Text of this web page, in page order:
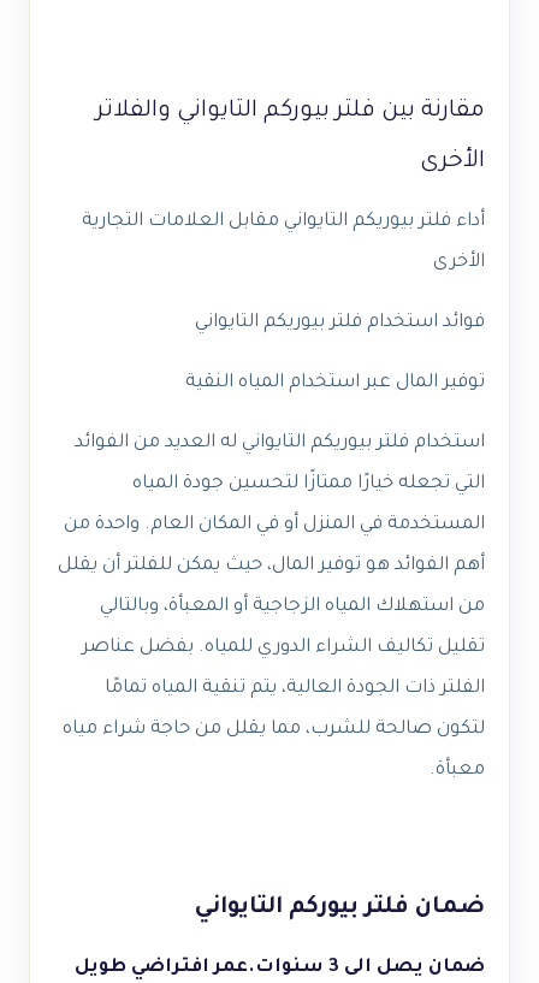
مقارنة بين فلتر بيوركم التايواني والفلاتر
الأخرى
أداء فلتر بيوريكم التايواني مقابل العلامات التجارية
الأخرى
فوائد استخدام فلتر بيوريكم التايواني
توفير المال عبر استخدام المياه النقية
استخدام فلتر بيوريكم التايواني له العديد من الفوائد
التي تجعله خيارًا ممتازًا لتحسين جودة المياه
المستخدمة في المنزل أو في المكان العام. واحدة من
أهم الفوائد هو توفير المال، حيث يمكن للفلتر أن يقلل
من استهلاك المياه الزجاجية أو المعبأة، وبالتالي
تقليل تكاليف الشراء الدوري للمياه. بفضل عناصر
الفلتر ذات الجودة العالية، يتم تنقية المياه تمامًا
لتكون صالحة للشرب، مما يقلل من حاجة شراء مياه
معبأة.
ضمان فلتر بيوركم التايواني
ضمان يصل الى 3 سنوات. عمر افتراضي طويل